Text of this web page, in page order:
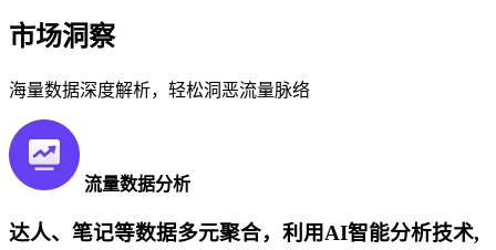
市场洞察
海量数据深度解析，轻松洞恶流量脉络
流量数据分析
达人、笔记等数据多元聚合，利用AI智能分析技术,